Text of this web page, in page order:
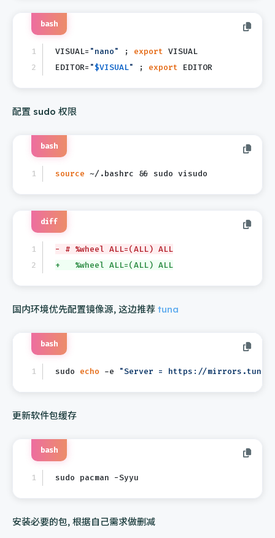
VISUAL= "nano" ; export VISUAL
EDITOR= "$VISUAL" ; export EDITOR
bash
配置 sudo 权限
source ~/.bashrc && sudo visudo
bash
- # %wheel ALL=(ALL) ALL
+   %wheel ALL=(ALL) ALL
diff
国内环境优先配置镜像源, 这边推荐 tuna
sudo echo -e "Server = https://
bash
更新软件包缓存
sudo pacman -Syyu
bash
安装必要的包, 根据自己需求做删减